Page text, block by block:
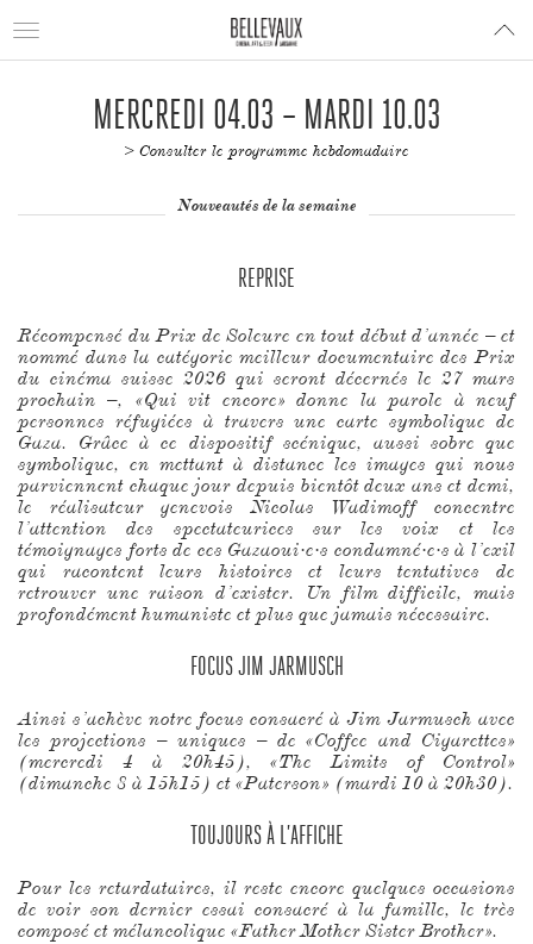
Toggle
MERCREDI 04.03 – MARDI 10.03
> Consulter le programme hebdomadaire
Nouveautés de la semaine
REPRISE
Récompensé du Prix de Soleure en tout début d’année – et
nommé dans la catégorie meilleur documentaire des Prix
du cinéma suisse 2026 qui seront décernés le 27 mars
prochain –, «Qui vit encore» donne la parole à neuf
personnes réfugiées à travers une carte symbolique de
Gaza. Grâce à ce dispositif scénique, aussi sobre que
symbolique, en mettant à distance les images qui nous
parviennent chaque jour depuis bientôt deux ans et demi,
le réalisateur genevois Nicolas Wadimoff concentre
l’attention des spectateurices sur les voix et les
témoignages forts de ces Gazaoui·e·s condamné·e·s à l’exil
qui racontent leurs histoires et leurs tentatives de
retrouver une raison d’exister. Un film difficile, mais
profondément humaniste et plus que jamais nécessaire.
FOCUS JIM JARMUSCH
Ainsi s’achève notre focus consacré à Jim Jarmusch avec
les projections – uniques – de «Coffee and Cigarettes»
(mercredi 4 à 20h45), «The Limits of Control»
(dimanche 8 à 15h15) et «Paterson» (mardi 10 à 20h30).
TOUJOURS À L’AFFICHE
Pour les retardataires, il reste encore quelques occasions
de voir son dernier essai consacré à la famille, le très
composé et mélancolique «Father Mother Sister Brother».